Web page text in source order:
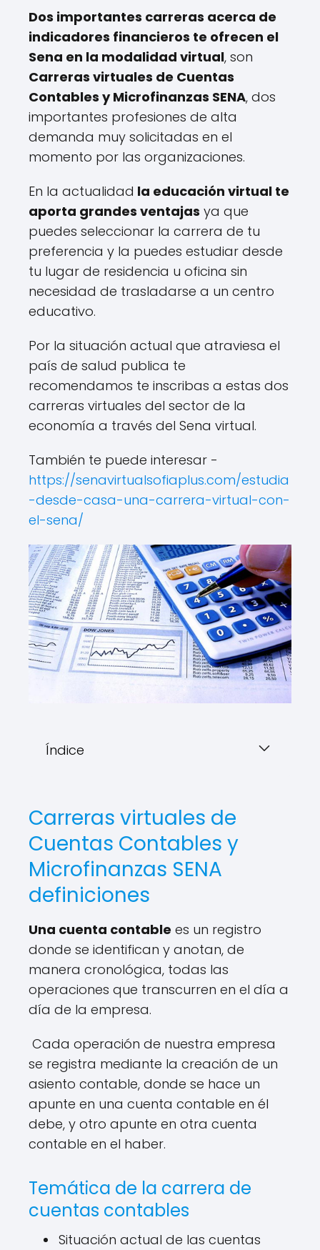
Dos importantes carreras acerca de
indicadores financieros te ofrecen el
Sena en la modalidad virtual, son
Carreras virtuales de Cuentas
Contables y Microfinanzas SENA, dos
importantes profesiones de alta
demanda muy solicitadas en el
momento por las organizaciones.
En la actualidad la educación virtual te
aporta grandes ventajas ya que
puedes seleccionar la carrera de tu
preferencia y la puedes estudiar desde
tu lugar de residencia u oficina sin
necesidad de trasladarse a un centro
educativo.
Por la situación actual que atraviesa el
país de salud publica te
recomendamos te inscribas a estas dos
carreras virtuales del sector de la
economía a través del Sena virtual.
También te puede interesar -
https://senavirtualsofiaplus.com/estudia
-desde-casa-una-carrera-virtual-con-
el-sena/
Índice
Carreras virtuales de
Cuentas Contables y
Microfinanzas SENA
definiciones
Una cuenta contable es un registro
donde se identifican y anotan, de
manera cronológica, todas las
operaciones que transcurren en el día a
día de la empresa.
Cada operación de nuestra empresa
se registra mediante la creación de un
asiento contable, donde se hace un
apunte en una cuenta contable en él
debe, y otro apunte en otra cuenta
contable en el haber.
Temática de la carrera de
cuentas contables
Situación actual de las cuentas